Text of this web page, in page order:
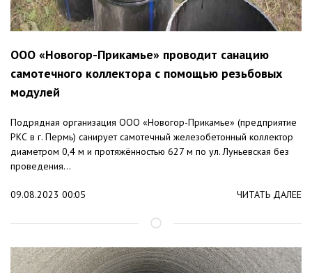
ООО «Новогор-Прикамье» проводит санацию
самотечного коллектора с помощью резьбовых
модулей
Подрядная организация ООО «Новогор-Прикамье» (предприятие
РКС в г. Пермь) санирует самотечный железобетонный коллектор
диаметром 0,4 м и протяжённостью 627 м по ул. Луньевская без
проведения...
09.08.2023 00:05 ЧИТАТЬ ДАЛЕЕ